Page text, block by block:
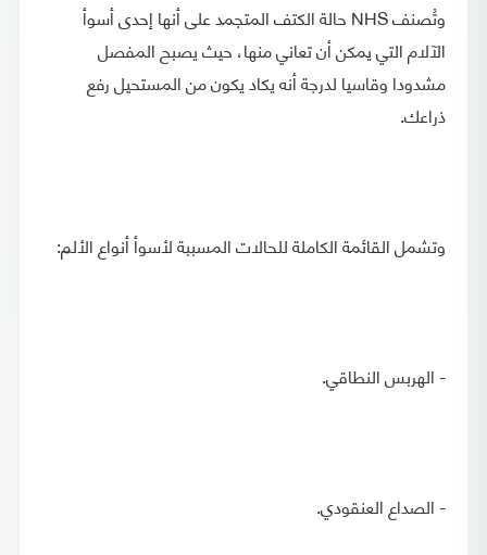
وتُصنف NHS حالة الكتف المتجمد على أنها إحدى أسوأ
الآلام التي يمكن أن تعاني منها، حيث يصبح المفصل
مشدودا وقاسيا لدرجة أنه يكاد يكون من المستحيل رفع
ذراعك.
وتشمل القائمة الكاملة للحالات المسببة لأسوأ أنواع الألم:
- الهربس النطاقي.
- الصداع العنقودي.